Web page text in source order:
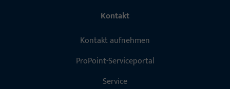
Kontakt
Kontakt aufnehmen
ProPoint-Serviceportal
Service